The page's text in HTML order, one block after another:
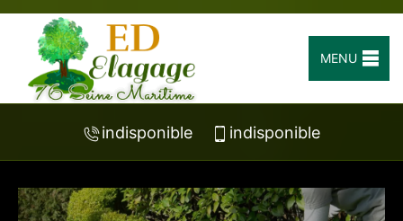
MENU
indisponible indisponible